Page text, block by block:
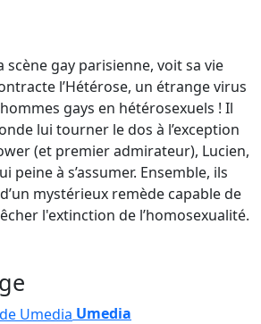
scène gay parisienne, voit sa vie
l’Hétérose, un étrange virus
gays en hétérosexuels ! Il
lui tourner le dos à l’exception
(et premier admirateur), Lucien,
peine à s’assumer. Ensemble, ils
mystérieux remède capable de
l'extinction de l’homosexualité.
Umedia